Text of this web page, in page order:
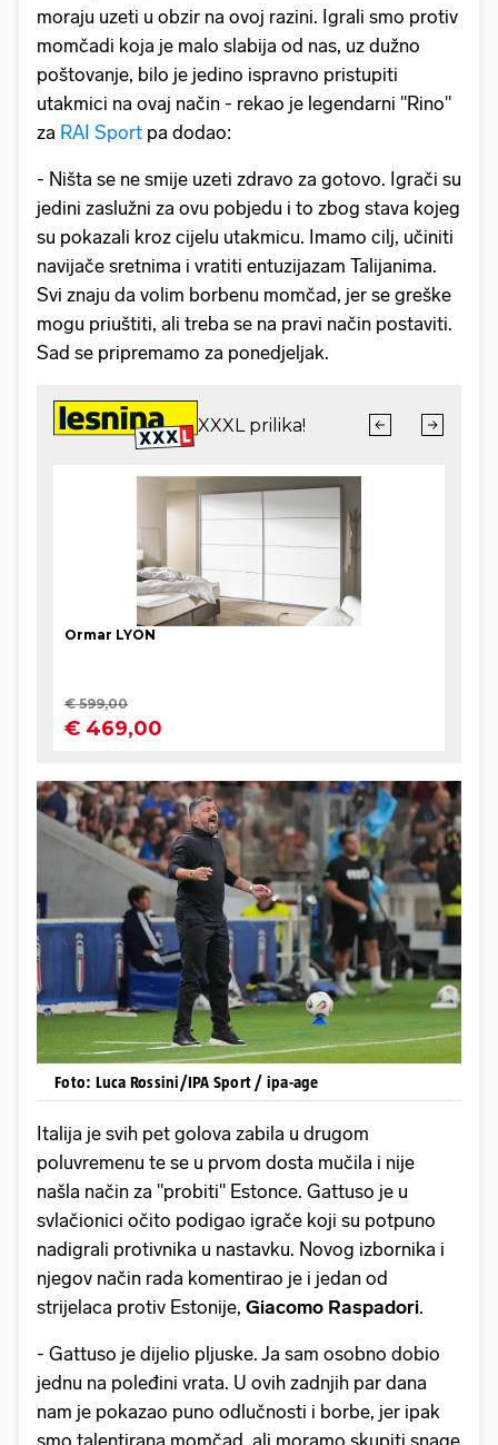
moraju uzeti u obzir na ovoj razini. Igrali smo protiv
momčadi koja je malo slabija od nas, uz dužno
poštovanje, bilo je jedino ispravno pristupiti
utakmici na ovaj način - rekao je legendarni "Rino"
za RAI Sport pa dodao:
- Ništa se ne smije uzeti zdravo za gotovo. Igrači su
jedini zaslužni za ovu pobjedu i to zbog stava kojeg
su pokazali kroz cijelu utakmicu. Imamo cilj, učiniti
navijače sretnima i vratiti entuzijazam Talijanima.
Svi znaju da volim borbenu momčad, jer se greške
mogu priuštiti, ali treba se na pravi način postaviti.
Sad se pripremamo za ponedjeljak.
Foto: Luca Rossini/IPA Sport / ipa-age
Italija je svih pet golova zabila u drugom
poluvremenu te se u prvom dosta mučila i nije
našla način za "probiti" Estonce. Gattuso je u
svlačionici očito podigao igrače koji su potpuno
nadigrali protivnika u nastavku. Novog izbornika i
njegov način rada komentirao je i jedan od
strijelaca protiv Estonije, Giacomo Raspadori.
- Gattuso je dijelio pljuske. Ja sam osobno dobio
jednu na poleđini vrata. U ovih zadnjih par dana
nam je pokazao puno odlučnosti i borbe, jer ipak